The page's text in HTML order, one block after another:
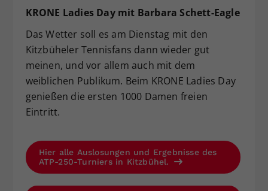
KRONE Ladies Day mit Barbara Schett-Eagle
Das Wetter soll es am Dienstag mit den
Kitzbüheler Tennisfans dann wieder gut
meinen, und vor allem auch mit dem
weiblichen Publikum. Beim KRONE Ladies Day
genießen die ersten 1000 Damen freien
Eintritt.
Hier alle Auslosungen und Ergebnisse des
ATP-250-Turniers in Kitzbühel.